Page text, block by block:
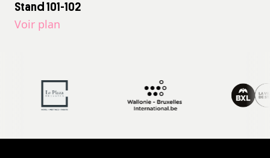
Stand 101-102
Voir plan